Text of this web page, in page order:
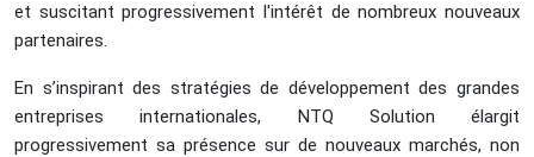
et suscitant progressivement l'intérêt de nombreux nouveaux
partenaires.
En s’inspirant des stratégies de développement des grandes
entreprises internationales, NTQ Solution élargit
progressivement sa présence sur de nouveaux marchés, non